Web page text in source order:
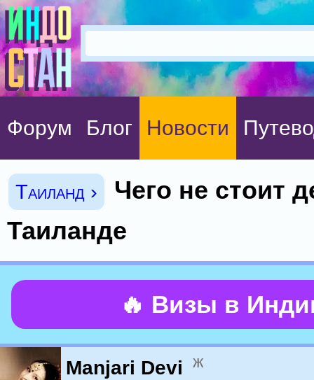
Форум Блог Новости
Таиланд ›
Чего не стоит
Таиланде
🔥 Визы в
Manjari Devi ж